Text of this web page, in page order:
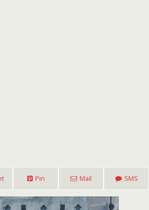
Pin Mail SMS